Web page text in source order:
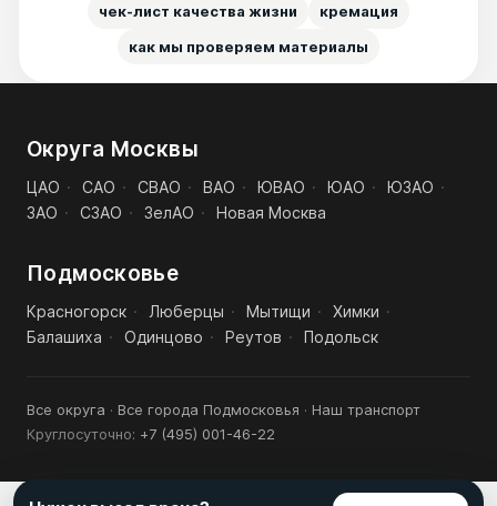
чек-лист качества жизни
кремация
как мы проверяем материалы
Округа Москвы
ЦАО · САО · СВАО · ВАО · ЮВАО · ЮАО · ЮЗАО ·
ЗАО · СЗАО · ЗелАО · Новая Москва
Подмосковье
Красногорск · Люберцы · Мытищи · Химки ·
Балашиха · Одинцово · Реутов · Подольск
Все округа · Все города Подмосковья · Наш транспорт
Круглосуточно: +7 (495) 001-46-22